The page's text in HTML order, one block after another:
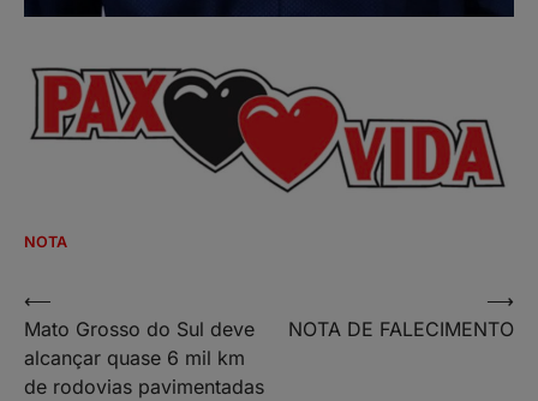
NOTA
Navegação
de
Post
⟵
Mato Grosso do Sul deve
alcançar quase 6 mil km
de rodovias pavimentadas
NOTA DE FALECIMENTO
⟶